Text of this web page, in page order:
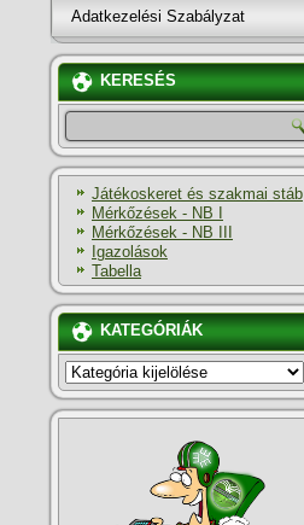
Adatkezelési Szabályzat
KERESÉS
Játékoskeret és szakmai stáb
Mérkőzések - NB I
Mérkőzések - NB III
Igazolások
Tabella
KATEGÓRIÁK
KATEGÓRIÁK